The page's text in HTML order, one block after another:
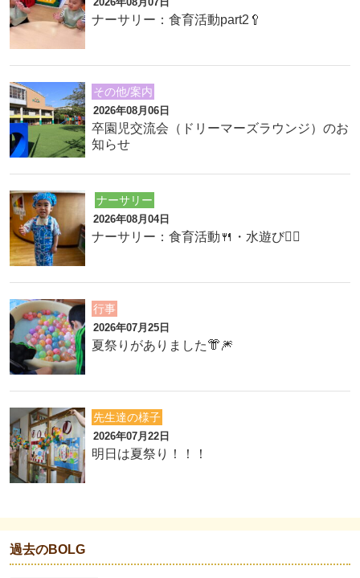
ナーサリー：食育活動part2🥄
その他/案内
2026年08月06日
卒園児交流会（ドリーマーズラウンジ）のお
知らせ
ナーサリー
2026年08月04日
ナーサリー：食育活動🍴・水遊び🏊‍♂️
行事
2026年07月25日
夏祭りがありました👘🎆
先生達の様子
2026年07月22日
明日は夏祭り！！！
過去のBOLG